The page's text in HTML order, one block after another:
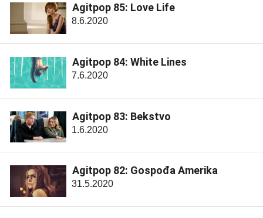
Agitpop 85: Love Life
8.6.2020
Agitpop 84: White Lines
7.6.2020
Agitpop 83: Bekstvo
1.6.2020
Agitpop 82: Gospođa Amerika
31.5.2020